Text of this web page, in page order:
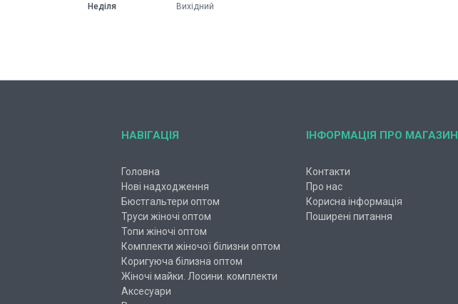
Неділя Вихідний
НАВІГАЦІЯ
Головна
Нові надходження
Бюстгальтери оптом
Труси жіночі оптом
Топи жіночі оптом
Комплекти жіночої білизни оптом
Коригуюча білизна оптом
Жіночі майки. Лосини. комплекти
Аксесуари
ІНФОРМАЦІЯ ПРО МАГАЗИН
Контакти
Про нас
Корисна інформація
Поширені питання